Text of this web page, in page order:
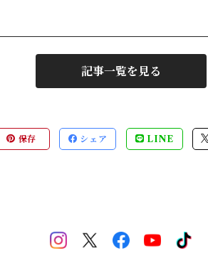
記事一覧を見る
保存 シェア LINE